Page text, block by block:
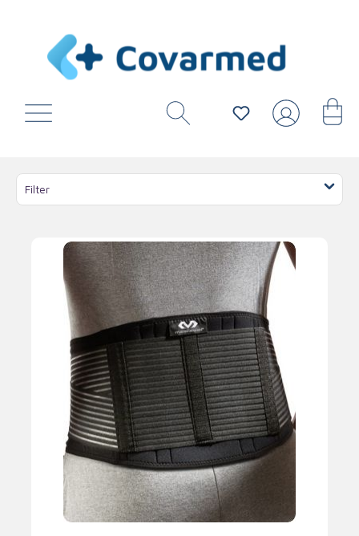
Filter